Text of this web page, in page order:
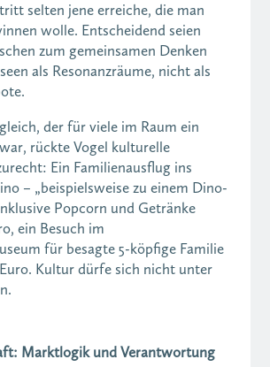
selten jene erreiche, die man
wolle. Entscheidend seien
zum gemeinsamen Denken
als Resonanzräume, nicht als
der für viele im Raum ein
rückte Vogel kulturelle
Ein Familienausflug ins
– „beispielsweise zu einem Dino-
Popcorn und Getränke
ein Besuch im
für besagte 5-köpfige Familie
Euro. Kultur dürfe sich nicht unter
Marktlogik und Verantwortung